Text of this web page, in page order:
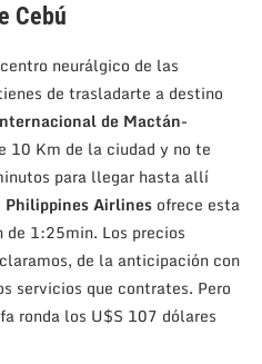
Cebú
neurálgico de las
de trasladarte a destino
de Mactán-
10 Km de la ciudad y no te
para llegar hasta allí
Philippines Airlines ofrece esta
1:25min. Los precios
de la anticipación con
servicios que contrates. Pero
ronda los U$S 107 dólares